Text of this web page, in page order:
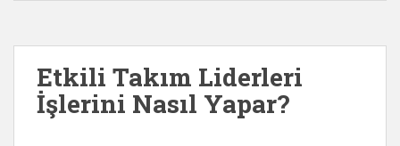
Etkili Takım Liderleri
İşlerini Nasıl Yapar?